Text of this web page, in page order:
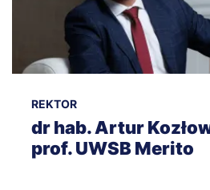
REKTOR
dr hab. Artur
prof. UWSB Merito